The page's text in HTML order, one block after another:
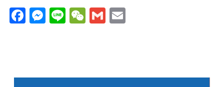
Facebook
Messenger
LineWeChat
Gmail